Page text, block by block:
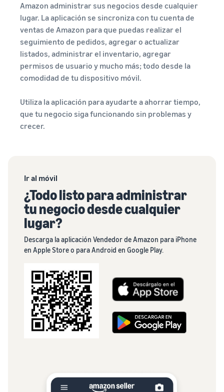
Amazon administrar sus negocios desde cualquier
lugar. La aplicación se sincroniza con tu cuenta de
ventas de Amazon para que puedas realizar el
seguimiento de pedidos, agregar o actualizar
listados, administrar el inventario, agregar
permisos de usuario y mucho más; todo desde la
comodidad de tu dispositivo móvil.
Utiliza la aplicación para ayudarte a ahorrar tiempo,
que tu negocio siga funcionando sin problemas y
crecer.
Ir al móvil
¿Todo listo para administrar
tu negocio desde cualquier
lugar?
Descarga la aplicación Vendedor de Amazon para iPhone
en Apple Store o para Android en Google Play.